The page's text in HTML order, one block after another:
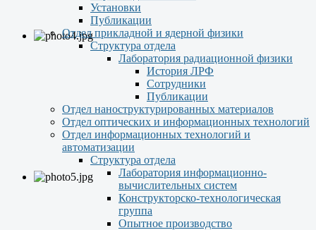
Установки
Публикации
Отдел прикладной и ядерной физики
Структура отдела
Лаборатория радиационной физики
История ЛРФ
Сотрудники
Публикации
Отдел наноструктурированных материалов
Отдел оптических и информационных технологий
Отдел информационных технологий и
автоматизации
Структура отдела
Лаборатория информационно-
вычислительных систем
Конструкторско-технологическая
группа
Опытное производство